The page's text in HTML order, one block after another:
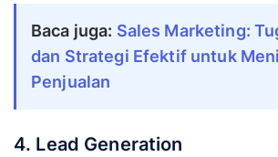
Baca juga: Sales Marketing:
dan Strategi Efektif untuk
Penjualan
4. Lead Generation